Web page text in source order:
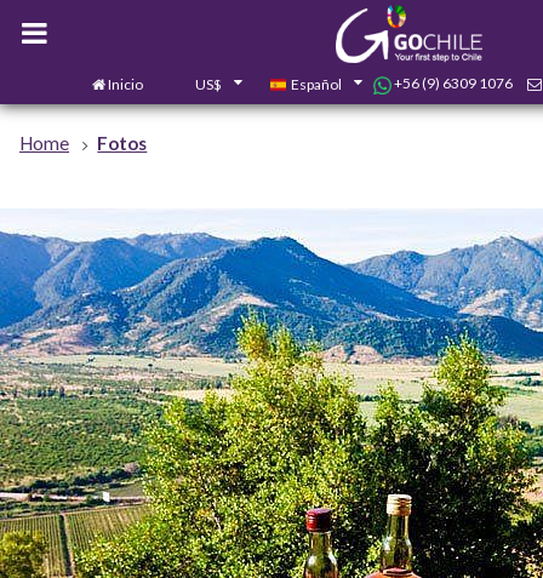
Inicio US$ Español +56 (9) 6309 1076
Home Fotos